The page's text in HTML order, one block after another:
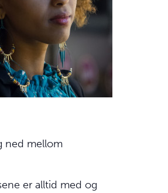
ned mellom
er alltid med og